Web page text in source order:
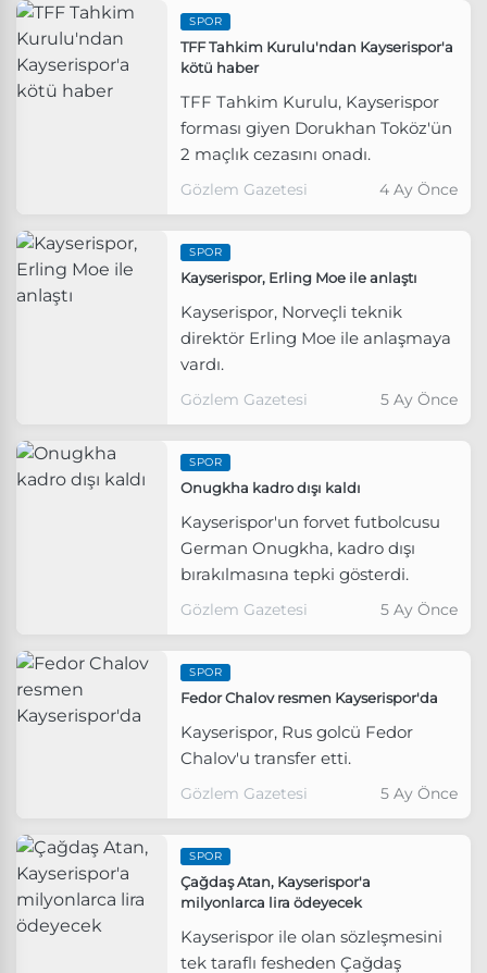
SPOR
TFF Tahkim Kurulu'ndan Kayserispor'a
kötü haber
TFF Tahkim Kurulu, Kayserispor
forması giyen Dorukhan Toköz'ün
2 maçlık cezasını onadı.
Gözlem Gazetesi 4 Ay Önce
SPOR
Kayserispor, Erling Moe ile anlaştı
Kayserispor, Norveçli teknik
direktör Erling Moe ile anlaşmaya
vardı.
Gözlem Gazetesi 5 Ay Önce
SPOR
Onugkha kadro dışı kaldı
Kayserispor'un forvet futbolcusu
German Onugkha, kadro dışı
bırakılmasına tepki gösterdi.
Gözlem Gazetesi 5 Ay Önce
SPOR
Fedor Chalov resmen Kayserispor'da
Kayserispor, Rus golcü Fedor
Chalov'u transfer etti.
Gözlem Gazetesi 5 Ay Önce
SPOR
Çağdaş Atan, Kayserispor'a
milyonlarca lira ödeyecek
Kayserispor ile olan sözleşmesini
tek taraflı fesheden Çağdaş